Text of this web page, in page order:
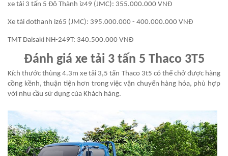
xe tải 3 tấn 5 Đô Thành iz49 (JMC): 355.000.000 VNĐ
Xe tải dothanh iz65 (JMC): 395.000.000 - 400.000.000 VNĐ
TMT Daisaki NH-249T: 340.500.000 VNĐ
Đánh giá xe tải 3 tấn 5 Thaco 3T5
Kích thước thùng 4.3m xe tải 3,5 tấn Thaco 3t5 có thể chở được hàng
cồng kềnh, thuận tiện hơn trong việc vận chuyển hàng hóa, phù hợp
với nhu cầu sử dụng của Khách hàng.